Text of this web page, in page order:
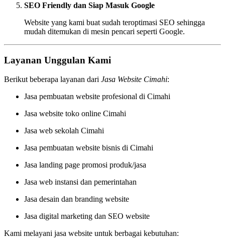
SEO Friendly dan Siap Masuk Google
Website yang kami buat sudah teroptimasi SEO sehingga
mudah ditemukan di mesin pencari seperti Google.
Layanan Unggulan Kami
Berikut beberapa layanan dari Jasa Website Cimahi:
Jasa pembuatan website profesional di Cimahi
Jasa website toko online Cimahi
Jasa web sekolah Cimahi
Jasa pembuatan website bisnis di Cimahi
Jasa landing page promosi produk/jasa
Jasa web instansi dan pemerintahan
Jasa desain dan branding website
Jasa digital marketing dan SEO website
Kami melayani jasa website untuk berbagai kebutuhan: